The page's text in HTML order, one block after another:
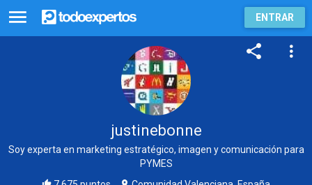
ENTRAR
justinebonne
Soy experta en marketing estratégico, imagen y comunicación para
PYMES